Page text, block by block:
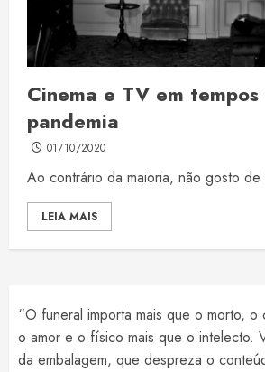
Cinema e TV em tempos
pandemia
01/10/2020
Ao contrário da maioria, não gosto de
LEIA MAIS
“O funeral importa mais que o morto, o
o amor e o físico mais que o intelecto.
da embalagem, que despreza o